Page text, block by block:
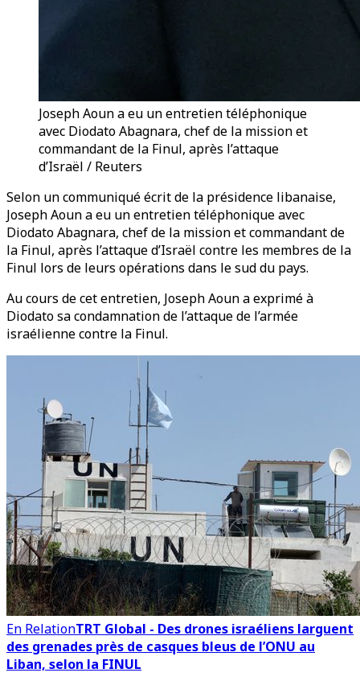
Joseph Aoun a eu un entretien téléphonique
avec Diodato Abagnara, chef de la mission et
commandant de la Finul, après l’attaque
d’Israël / Reuters
Selon un communiqué écrit de la présidence libanaise,
Joseph Aoun a eu un entretien téléphonique avec
Diodato Abagnara, chef de la mission et commandant de
la Finul, après l’attaque d’Israël contre les membres de la
Finul lors de leurs opérations dans le sud du pays.
Au cours de cet entretien, Joseph Aoun a exprimé à
Diodato sa condamnation de l’attaque de l’armée
israélienne contre la Finul.
En RelationTRT Global - Des drones israéliens larguent
des grenades près de casques bleus de l’ONU au
Liban, selon la FINUL